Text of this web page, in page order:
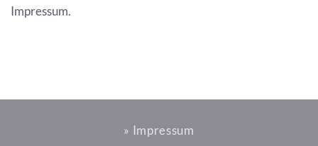
Impressum.
» Impressum